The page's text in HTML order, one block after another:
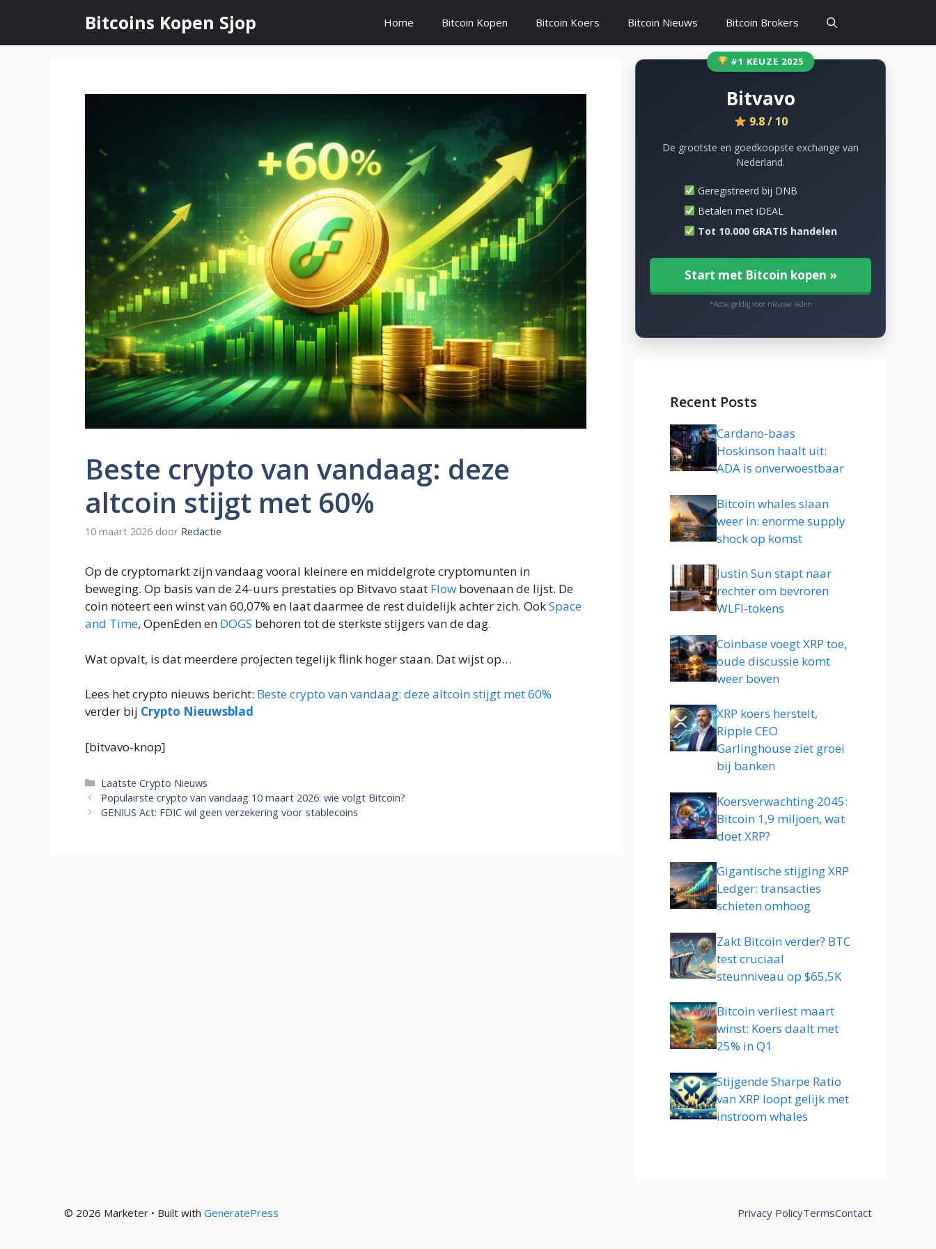
de
Bitcoins Kopen Sjop Home Bitcoin Kopen Bitcoin Koers Bitcoin Nieuws Bitcoin Brokers
Beste crypto van vandaag: deze
altcoin stijgt met 60%
10 maart 2026 door Redactie
Op de cryptomarkt zijn vandaag vooral kleinere en middelgrote cryptomunten in
beweging. Op basis van de 24-uurs prestaties op Bitvavo staat Flow bovenaan de lijst. De
coin noteert een winst van 60,07% en laat daarmee de rest duidelijk achter zich. OokSpace
and Time, OpenEden en DOGS behoren tot de sterkste stijgers van de dag.
Wat opvalt, is dat meerdere projecten tegelijk flink hoger staan. Dat wijst op…
Lees het crypto nieuws bericht: Beste crypto van vandaag: deze altcoin stijgt met 60%
verder bij Crypto Nieuwsblad
[bitvavo-knop]
Categorieën
Laatste Crypto Nieuws
Populairste crypto van vandaag 10 maart 2026: wie volgt Bitcoin?
GENIUS Act: FDIC wil geen verzekering voor stablecoins
#1 KEUZE 2025
Bitvavo
9.8 / 10
De grootste en goedkoopste exchange van
Nederland.
Geregistreerd bij DNB
Betalen met iDEAL
Tot 10.000 GRATIS handelen
Start met Bitcoin kopen »
*Actie geldig voor nieuwe leden
Recent Posts
Cardano-baas
Hoskinson haalt uit:
ADA is onverwoestbaar
Bitcoin whales slaan
weer in: enorme supply
shock op komst
Justin Sun stapt naar
rechter om bevroren
WLFI-tokens
Coinbase voegt XRP toe,
oude discussie komt
weer boven
XRP koers herstelt,
Ripple CEO
Garlinghouse ziet groei
bij banken
Koersverwachting 2045:
Bitcoin 1,9 miljoen, wat
doet XRP?
Gigantische stijging XRP
Ledger: transacties
schieten omhoog
Zakt Bitcoin verder? BTC
test cruciaal
steunniveau op $65,5K
Bitcoin verliest maart
winst: Koers daalt met
25% in Q1
Stijgende Sharpe Ratio
van XRP loopt gelijk met
instroom whales
© 2026 Marketer • Built with GeneratePress Privacy PolicyTermsContact